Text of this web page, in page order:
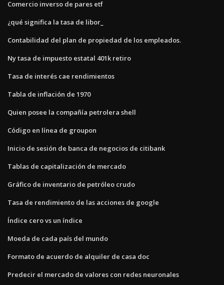
Comercio inverso de pares etf
¿qué significa la tasa de libor_
Contabilidad del plan de propiedad de los empleados.
Ny tasa de impuesto estatal 401k retiro
Tasa de interés cae rendimientos
Tabla de inflación de 1970
Quien posee la compañía petrolera shell
Código en línea de groupon
Inicio de sesión de banca de negocios de citibank
Tablas de capitalización de mercado
Gráfico de inventario de petróleo crudo
Tasa de rendimiento de las acciones de google
Índice cero vs un índice
Moeda de cada país del mundo
Formato de acuerdo de alquiler de casa doc
Predecir el mercado de valores con redes neuronales